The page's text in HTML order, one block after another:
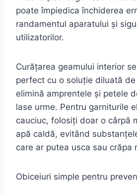
poate împiedica închiderea
randamentul aparatului și
utilizatorilor.
Curățarea geamului interior
perfect cu o soluție diluată
elimină amprentele și petele
lase urme. Pentru garniturile
cauciuc, folosiți doar o cârpă
apă caldă, evitând
care ar putea usca sau crăpa
Obiceiuri simple pentru